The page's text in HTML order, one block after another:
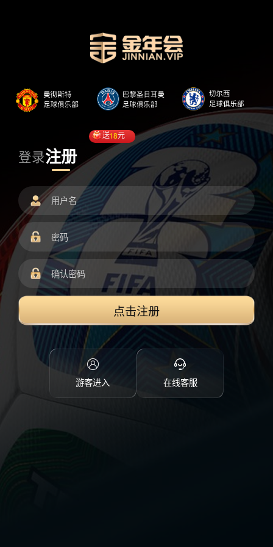
登录注册
送18元
点击注册
游客进入 在线客服